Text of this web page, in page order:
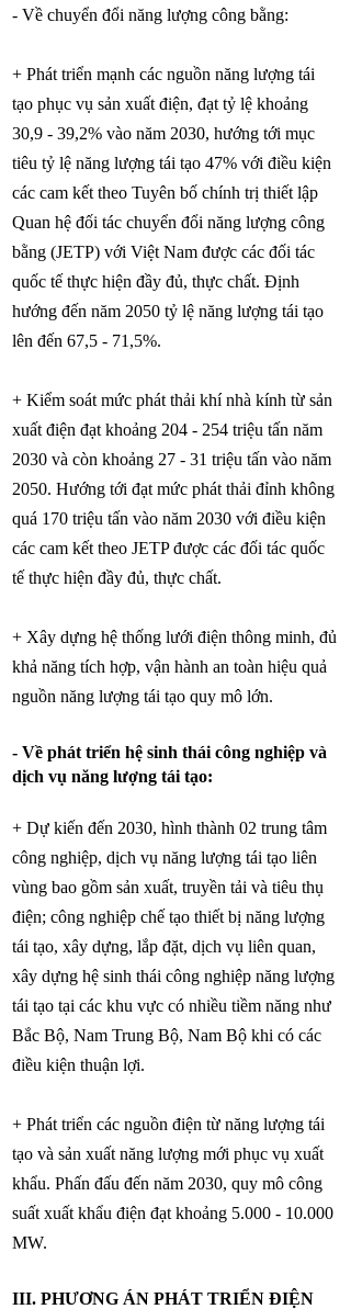
- Về chuyển đổi năng lượng công bằng:
+ Phát triển mạnh các nguồn năng lượng tái
tạo phục vụ sản xuất điện, đạt tỷ lệ khoảng
30,9 - 39,2% vào năm 2030, hướng tới mục
tiêu tỷ lệ năng lượng tái tạo 47% với điều kiện
các cam kết theo Tuyên bố chính trị thiết lập
Quan hệ đối tác chuyển đổi năng lượng công
bằng (JETP) với Việt Nam được các đối tác
quốc tế thực hiện đầy đủ, thực chất. Định
hướng đến năm 2050 tỷ lệ năng lượng tái tạo
lên đến 67,5 - 71,5%.
+ Kiểm soát mức phát thải khí nhà kính từ sản
xuất điện đạt khoảng 204 - 254 triệu tấn năm
2030 và còn khoảng 27 - 31 triệu tấn vào năm
2050. Hướng tới đạt mức phát thải đỉnh không
quá 170 triệu tấn vào năm 2030 với điều kiện
các cam kết theo JETP được các đối tác quốc
tế thực hiện đầy đủ, thực chất.
+ Xây dựng hệ thống lưới điện thông minh, đủ
khả năng tích hợp, vận hành an toàn hiệu quả
nguồn năng lượng tái tạo quy mô lớn.
- Về phát triển hệ sinh thái công nghiệp và
dịch vụ năng lượng tái tạo:
+ Dự kiến đến 2030, hình thành 02 trung tâm
công nghiệp, dịch vụ năng lượng tái tạo liên
vùng bao gồm sản xuất, truyền tải và tiêu thụ
điện; công nghiệp chế tạo thiết bị năng lượng
tái tạo, xây dựng, lắp đặt, dịch vụ liên quan,
xây dựng hệ sinh thái công nghiệp năng lượng
tái tạo tại các khu vực có nhiều tiềm năng như
Bắc Bộ, Nam Trung Bộ, Nam Bộ khi có các
điều kiện thuận lợi.
+ Phát triển các nguồn điện từ năng lượng tái
tạo và sản xuất năng lượng mới phục vụ xuất
khẩu. Phấn đấu đến năm 2030, quy mô công
suất xuất khẩu điện đạt khoảng 5.000 - 10.000
MW.
III. PHƯƠNG ÁN PHÁT TRIỂN ĐIỆN